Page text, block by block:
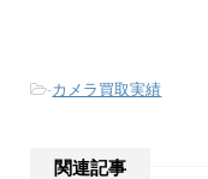
-カメラ買取実績
関連記事